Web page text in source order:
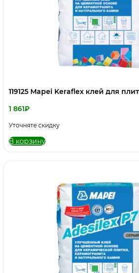
119125 Mapei Keraflex клей для
1 861₽
Уточняте скидку
В корзину